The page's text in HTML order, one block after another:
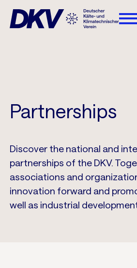
Partnerships
Discover the national and
partnerships of the DKV.
associations and
innovation forward and
well as industrial